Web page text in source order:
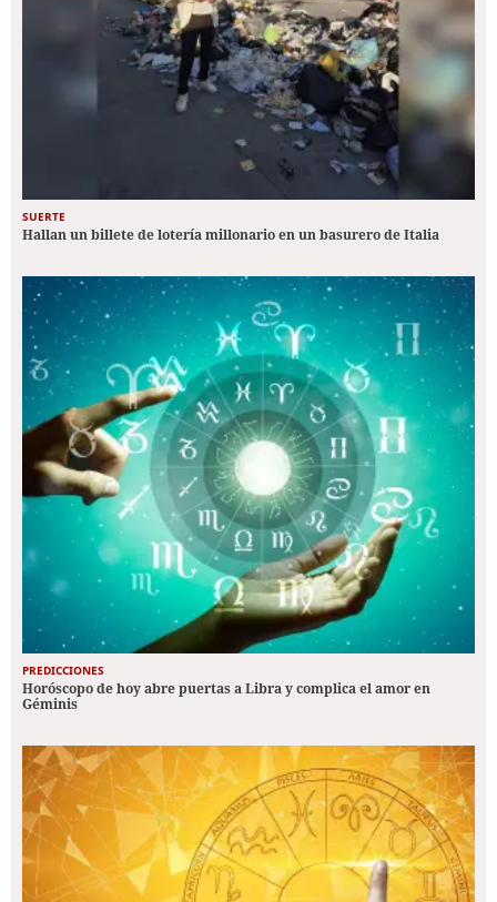
SUERTE
Hallan un billete de lotería millonario en un basurero de Italia
PREDICCIONES
Horóscopo de hoy abre puertas a Libra y complica el amor en
Géminis